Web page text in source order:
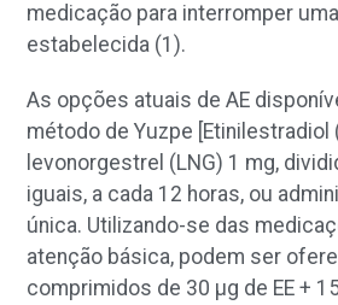
medicação para interromper
estabelecida (1).
As opções atuais de AE
método de Yuzpe [Etinilestradiol
levonorgestrel (LNG) 1 mg,
iguais, a cada 12 horas, ou
única. Utilizando-se das
atenção básica, podem ser
comprimidos de 30 μg de EE +